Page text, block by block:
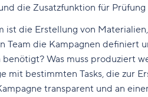
die Zusatzfunktion für
die Erstellung von
die Kampagnen
Was muss produziert
mit bestimmten Tasks, die
transparent und an